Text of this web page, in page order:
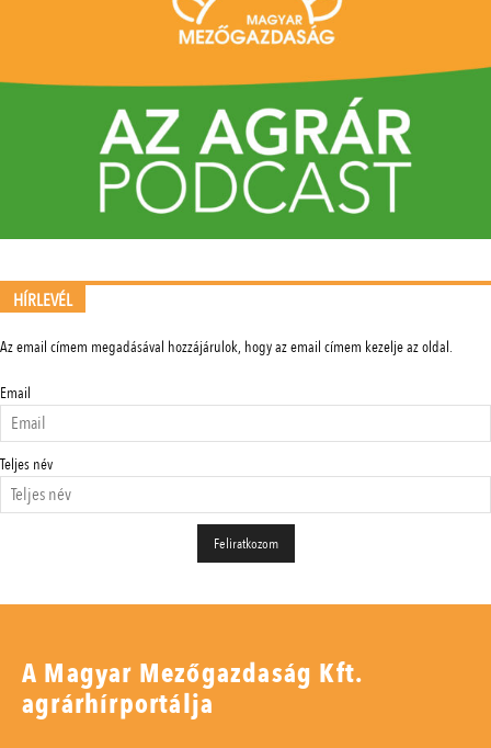
HÍRLEVÉL
Az email címem megadásával hozzájárulok, hogy az email címem kezelje az oldal.
Email
Teljes név
A Magyar Mezőgazdaság Kft.
agrárhírportálja